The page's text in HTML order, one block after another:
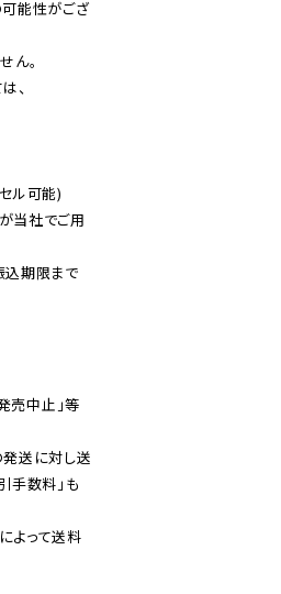
可能性がござ
ん。
、
ル可能)
当社でご用
込期限まで
売中止」等
送に対し送
手数料」も
よって送料